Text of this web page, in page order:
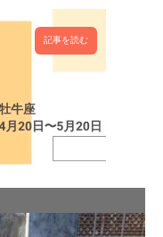
記事を読む